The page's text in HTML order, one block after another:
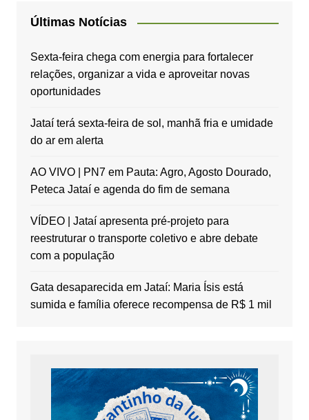
Últimas Notícias
Sexta-feira chega com energia para fortalecer
relações, organizar a vida e aproveitar novas
oportunidades
Jataí terá sexta-feira de sol, manhã fria e umidade
do ar em alerta
AO VIVO | PN7 em Pauta: Agro, Agosto Dourado,
Peteca Jataí e agenda do fim de semana
VÍDEO | Jataí apresenta pré-projeto para
reestruturar o transporte coletivo e abre debate
com a população
Gata desaparecida em Jataí: Maria Ísis está
sumida e família oferece recompensa de R$ 1 mil